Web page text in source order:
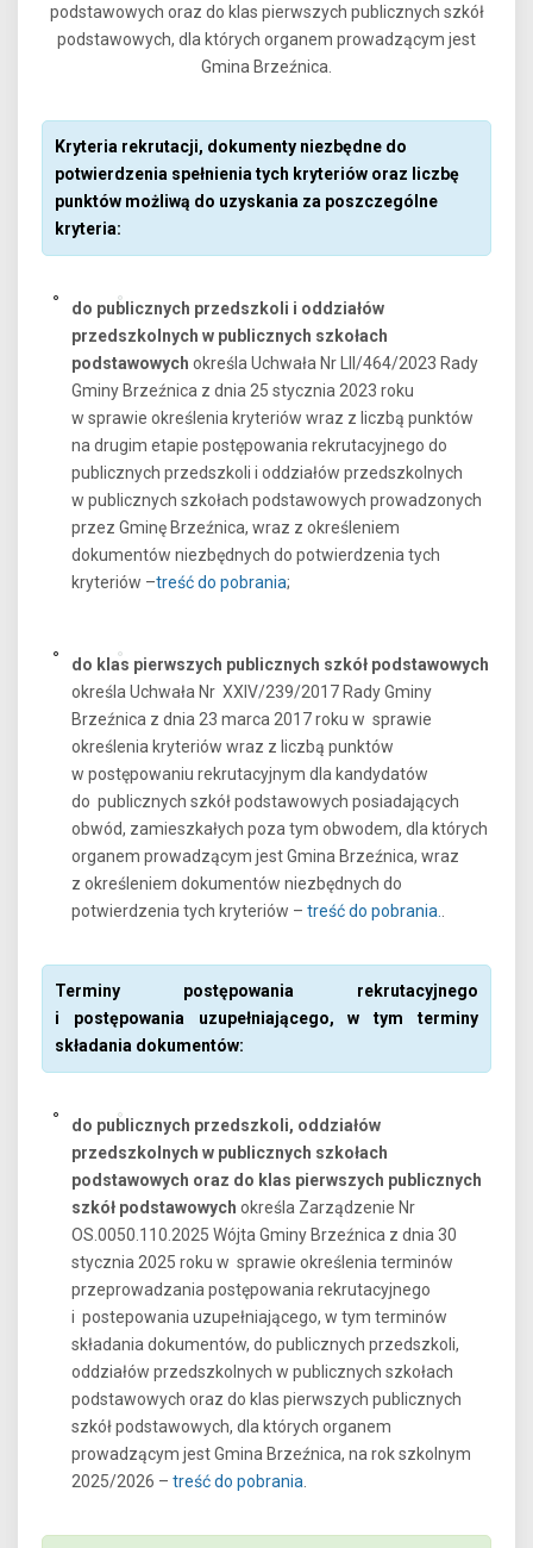
podstawowych oraz do klas pierwszych publicznych szkół
podstawowych, dla których organem prowadzącym jest
Gmina Brzeźnica.
Kryteria rekrutacji, dokumenty niezbędne do
potwierdzenia spełnienia tych kryteriów oraz liczbę
punktów możliwą do uzyskania za poszczególne
kryteria:
do publicznych przedszkoli i oddziałów
przedszkolnych w publicznych szkołach
podstawowych określa Uchwała Nr LII/464/2023 Rady
Gminy Brzeźnica z dnia 25 stycznia 2023 roku
w sprawie określenia kryteriów wraz z liczbą punktów
na drugim etapie postępowania rekrutacyjnego do
publicznych przedszkoli i oddziałów przedszkolnych
w publicznych szkołach podstawowych prowadzonych
przez Gminę Brzeźnica, wraz z określeniem
dokumentów niezbędnych do potwierdzenia tych
kryteriów –treść do pobrania;
do klas pierwszych publicznych szkół podstawowych
określa Uchwała Nr XXIV/239/2017 Rady Gminy
Brzeźnica z dnia 23 marca 2017 roku w sprawie
określenia kryteriów wraz z liczbą punktów
w postępowaniu rekrutacyjnym dla kandydatów
do publicznych szkół podstawowych posiadających
obwód, zamieszkałych poza tym obwodem, dla których
organem prowadzącym jest Gmina Brzeźnica, wraz
z określeniem dokumentów niezbędnych do
potwierdzenia tych kryteriów – treść do pobrania.
Terminy postępowania rekrutacyjnego
i postępowania uzupełniającego, w tym terminy
składania dokumentów:
do publicznych przedszkoli, oddziałów
przedszkolnych w publicznych szkołach
podstawowych oraz do klas pierwszych publicznych
szkół podstawowych określa Zarządzenie Nr
OS.0050.110.2025 Wójta Gminy Brzeźnica z dnia 30
stycznia 2025 roku w sprawie określenia terminów
przeprowadzania postępowania rekrutacyjnego
i postepowania uzupełniającego, w tym terminów
składania dokumentów, do publicznych przedszkoli,
oddziałów przedszkolnych w publicznych szkołach
podstawowych oraz do klas pierwszych publicznych
szkół podstawowych, dla których organem
prowadzącym jest Gmina Brzeźnica, na rok szkolnym
2025/2026 – treść do pobrania